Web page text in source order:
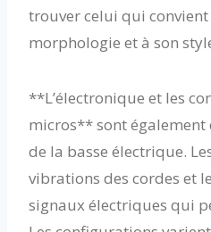
trouver celui qui
morphologie et à son
**L’électronique et les
micros** sont également
de la basse électrique.
vibrations des cordes et
signaux électriques qui